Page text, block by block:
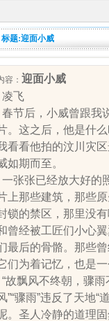
标题:迎面小威
容： 迎面小威
凌飞
春节后，小威曾跟我
。这之后，他是什
看看他拍的汶川灾
如期而至。
一张张已经放大好的
上那些建筑，那些
锁的禁区，那里没
曾经被工匠们小心
最后的骨骼。那些
们为着记忆，也是
“故飘风不终朝，骤
”“骤雨”违反了天地
。圣人冷静的道理